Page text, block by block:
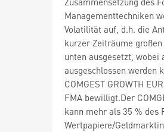
Managementtechniken
Volatilität auf, d.h. die
kurzer Zeiträume
unten ausgesetzt,
ausgeschlossen werden
COMGEST GROWTH
FMA bewilligt.Der
kann mehr als 35 % des
Wertpapiere/